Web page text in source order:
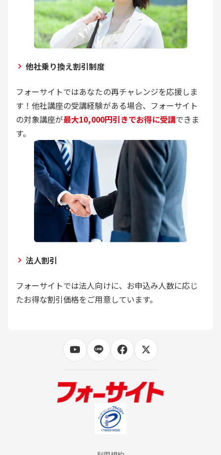
他社乗り換え割引制度
フォーサイトではあなたの再チャレンジを応援しま
す！他社講座の受講経験がある場合、フォーサイト
の対象講座が最大10,000円引きでお得に受講できま
す。
法人割引
フォーサイトでは法人向けに、お申込み人数に応じ
たお得な割引価格をご用意しています。